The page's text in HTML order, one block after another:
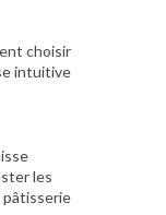
choisir
intuitive
les
pâtisserie